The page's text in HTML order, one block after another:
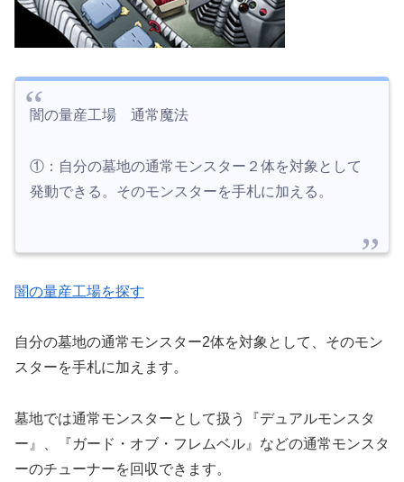
闇の量産工場 通常魔法
①：自分の墓地の通常モンスター２体を対象として
発動できる。そのモンスターを手札に加える。
闇の量産工場を探す
自分の墓地の通常モンスター2体を対象として、そのモン
スターを手札に加えます。
墓地では通常モンスターとして扱う『デュアルモンスタ
ー』、『ガード・オブ・フレムベル』などの通常モンスタ
ーのチューナーを回収できます。